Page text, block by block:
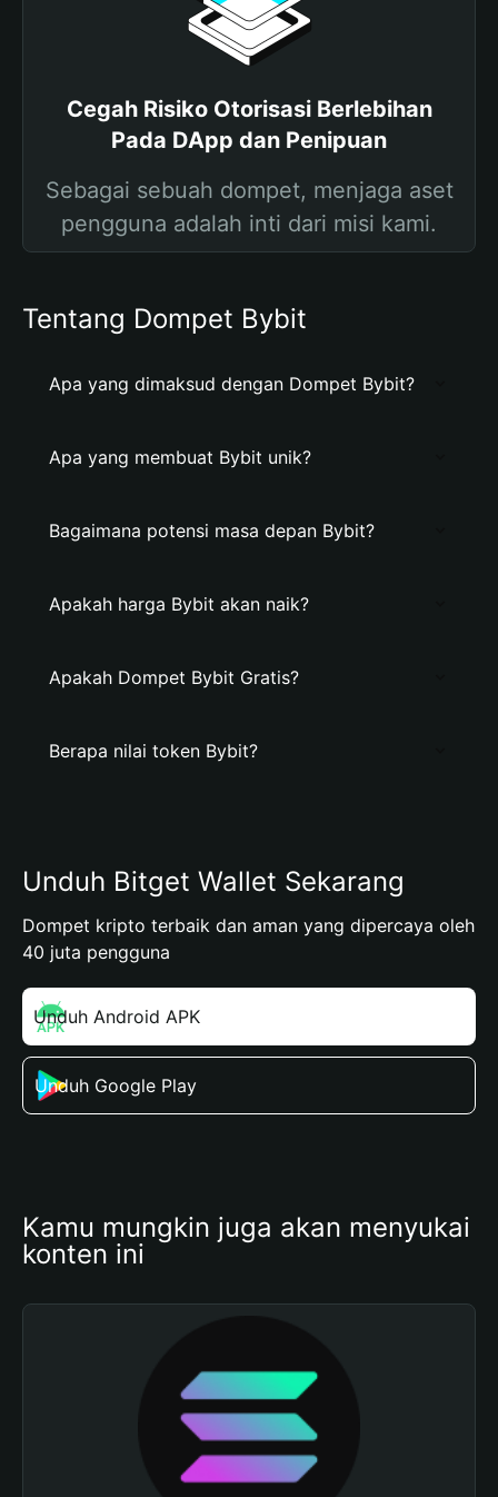
Cegah Risiko Otorisasi Berlebihan
Pada DApp dan Penipuan
Sebagai sebuah dompet, menjaga aset
pengguna adalah inti dari misi kami.
Tentang Dompet Bybit
Apa yang dimaksud dengan Dompet Bybit?
Apa yang membuat Bybit unik?
Bagaimana potensi masa depan Bybit?
Apakah harga Bybit akan naik?
Apakah Dompet Bybit Gratis?
Berapa nilai token Bybit?
Unduh Bitget Wallet Sekarang
Dompet kripto terbaik dan aman yang dipercaya oleh
40 juta pengguna
Unduh Android APK
Unduh Google Play
Kamu mungkin juga akan menyukai
konten ini